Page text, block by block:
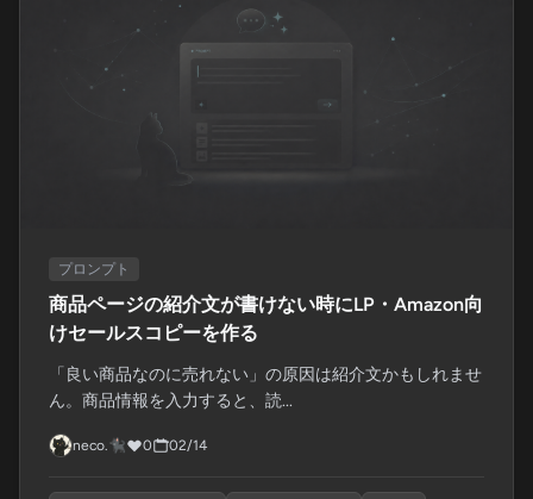
プロンプト
商品ページの紹介文が書けない時にLP・Amazon向
けセールスコピーを作る
「良い商品なのに売れない」の原因は紹介文かもしれませ
ん。商品情報を入力すると、読...
neco.🐈‍⬛ 0 02/14